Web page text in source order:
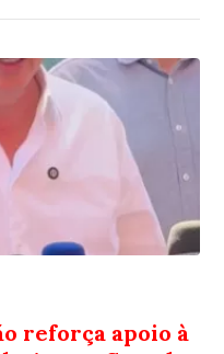
reforça apoio à